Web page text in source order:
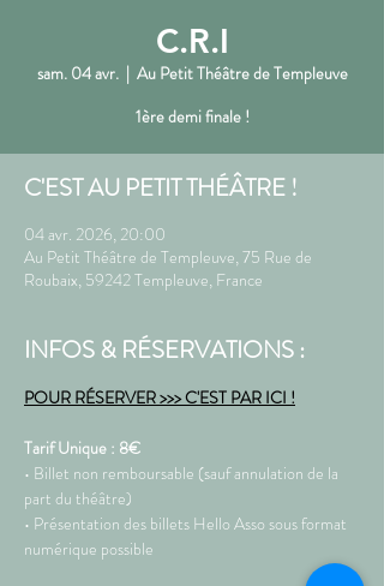
C.R.I
sam. 04 avr.
  |
Au Petit Théâtre de Templeuve
1ère demi finale !
C'EST AU PETIT THÉÂTRE !
04 avr. 2026, 20:00
Au Petit Théâtre de Templeuve, 75 Rue de
Roubaix, 59242 Templeuve, France
INFOS & RÉSERVATIONS :
POUR RÉSERVER >>> C'EST PAR ICI !
Tarif Unique : 8€
• Billet non remboursable (sauf annulation de la
part du théâtre)
• Présentation des billets Hello Asso sous format
numérique possible